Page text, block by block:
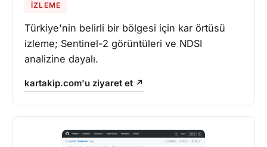
İZLEME
Türkiye'nin belirli bir bölgesi için kar örtüsü
izleme; Sentinel-2 görüntüleri ve NDSI
analizine dayalı.
kartakip.com'u ziyaret et ↗